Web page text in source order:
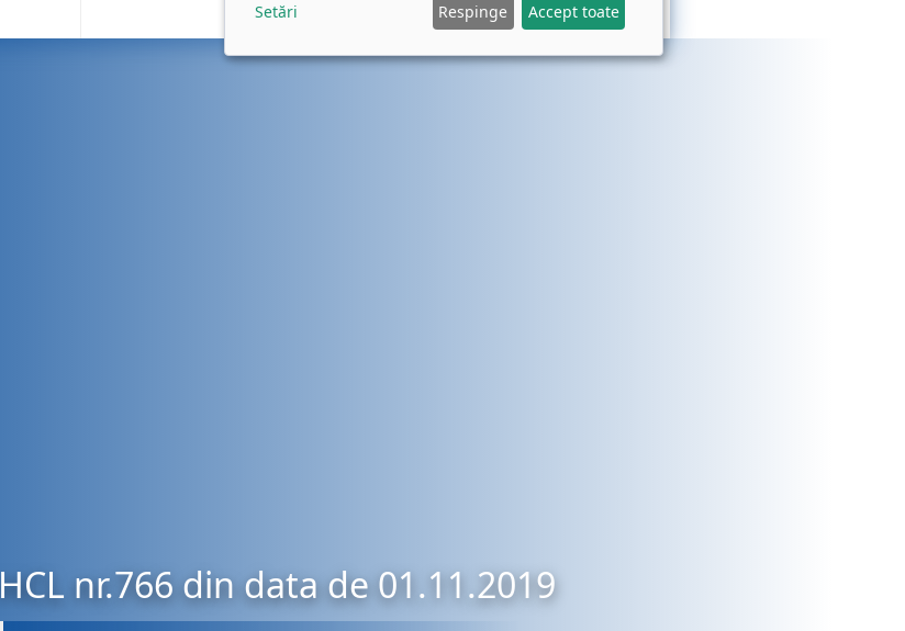
HCL nr.766 din data de 01.11.2019
Setări Respinge Accept toate